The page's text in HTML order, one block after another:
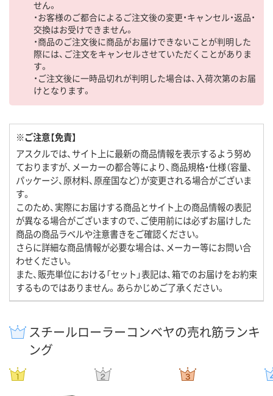
せん。
・お客様のご都合によるご注文後の変更・キャンセル・返品・
交換はお受けできません。
・商品のご注文後に商品がお届けできないことが判明した
際には、ご注文をキャンセルさせていただくことがありま
す。
・ご注文後に一時品切れが判明した場合は、入荷次第のお届
けとなります。
※ご注意【免責】
アスクルでは、サイト上に最新の商品情報を表示するよう努め
ておりますが、メーカーの都合等により、商品規格・仕様（容量、
パッケージ、原材料、原産国など）が変更される場合がございま
す。
このため、実際にお届けする商品とサイト上の商品情報の表記
が異なる場合がございますので、ご使用前には必ずお届けした
商品の商品ラベルや注意書きをご確認ください。
さらに詳細な商品情報が必要な場合は、メーカー等にお問い合
わせください。
また、販売単位における「セット」表記は、箱でのお届けをお約束
するものではありません。あらかじめご了承ください。
スチールローラーコンベヤの売れ筋ランキ
ング